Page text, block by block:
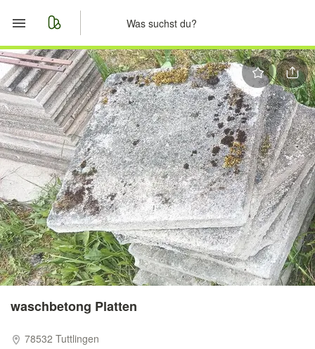
Start
Merkliste
Nachrichten
Anzeige aufgeben
waschbetong Platten
78532 Tuttlingen